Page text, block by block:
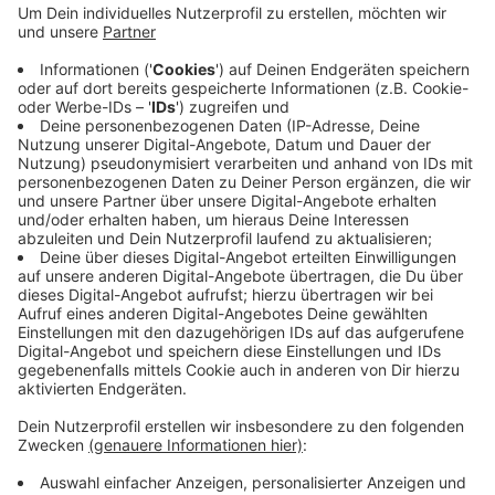
rechtssicher möglich wäre. Die Freien Wähler
Bundesregierung, in dem schon vor zwei Jahren
auf kommunale Lösungen gegen unnötige
Zeitverluste bei Anfahrt und Parkplatzsuche
gesetzt wurde. Diese Zeit könnte am Ende bei der
Arbeit mit den Pflegebedürftigen fehlen, heißt es.
Veröffentlicht:Dienstag, 31.08.2021 05:48
Anzeige